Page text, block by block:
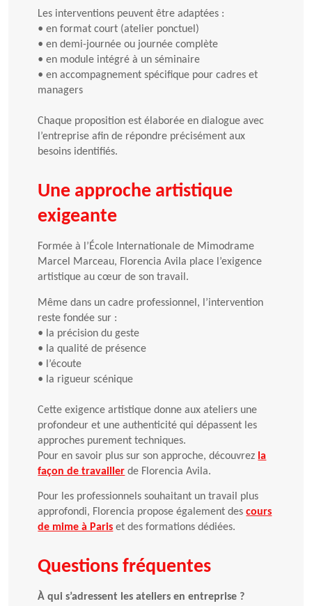
Les interventions peuvent être adaptées :
• en format court (atelier ponctuel)
• en demi-journée ou journée complète
• en module intégré à un séminaire
• en accompagnement spécifique pour cadres et
managers
Chaque proposition est élaborée en dialogue avec
l’entreprise afin de répondre précisément aux
besoins identifiés.
Une approche artistique
exigeante
Formée à l’École Internationale de Mimodrame
Marcel Marceau, Florencia Avila place l’exigence
artistique au cœur de son travail.
Même dans un cadre professionnel, l’intervention
reste fondée sur :
• la précision du geste
• la qualité de présence
• l’écoute
• la rigueur scénique
Cette exigence artistique donne aux ateliers une
profondeur et une authenticité qui dépassent les
approches purement techniques.
Pour en savoir plus sur son approche, découvrez la
façon de travailler de Florencia Avila.
Pour les professionnels souhaitant un travail plus
approfondi, Florencia propose également descours
de mime à Paris et des formations dédiées.
Questions fréquentes
À qui s’adressent les ateliers en entreprise ?